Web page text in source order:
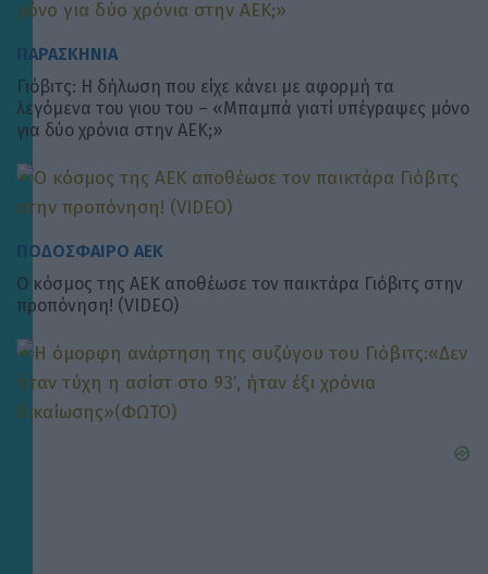
ΠΑΡΑΣΚΗΝΙΑ
Γιόβιτς: Η δήλωση που είχε κάνει με αφορμή τα
λεγόμενα του γιου του – «Μπαμπά γιατί υπέγραψες μόνο
για δύο χρόνια στην ΑΕΚ;»
ΠΟΔΟΣΦΑΙΡΟ ΑΕΚ
Ο κόσμος της ΑΕΚ αποθέωσε τον παικτάρα Γιόβιτς στην
προπόνηση! (VIDEO)